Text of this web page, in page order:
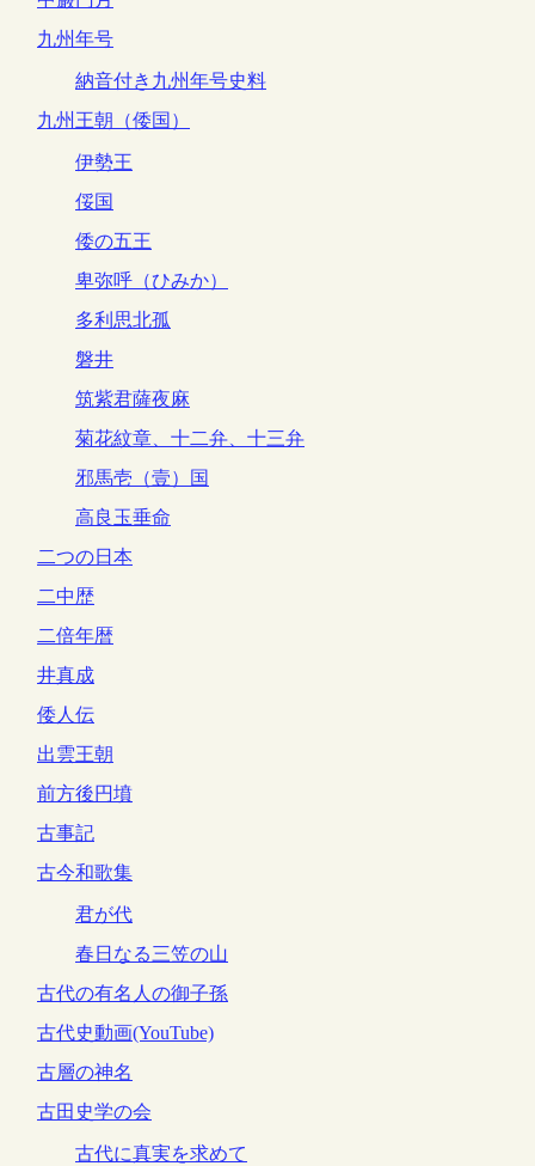
九州年号
納音付き九州年号史料
九州王朝（倭国）
伊勢王
俀国
倭の五王
卑弥呼（ひみか）
多利思北孤
磐井
筑紫君薩夜麻
菊花紋章、十二弁、十三弁
邪馬壱（壹）国
高良玉垂命
二つの日本
二中歴
二倍年暦
井真成
倭人伝
出雲王朝
前方後円墳
古事記
古今和歌集
君が代
春日なる三笠の山
古代の有名人の御子孫
古代史動画(YouTube)
古層の神名
古田史学の会
古代に真実を求めて